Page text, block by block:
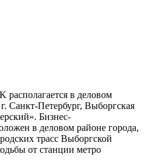
в деловом
Санкт-Петербург, Выборгская
Бизнес-
в деловом районе города,
трасс Выборгской
от станции метро